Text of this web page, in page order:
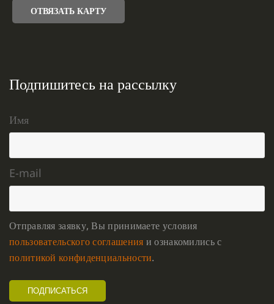
ОТВЯЗАТЬ КАРТУ
Подпишитесь на рассылку
Имя
E-mail
Отправляя заявку, Вы принимаете условия
пользовательского соглашения и ознакомились с
политикой конфиденциальности.